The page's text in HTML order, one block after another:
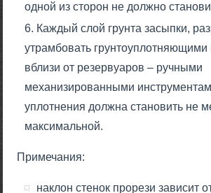
одной из сторон не должно
Каждый слой грунта засыпки,
утрамбовать
вблизи от резервуаров – ручными
механизированными
уплотнения должна становить не
максимальной.
Примечания:
наклон стенок прорези зависит